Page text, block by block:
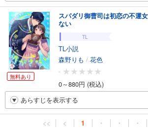
無料あり
スパダリ御曹司は初恋の不運
ない
TL
TL小説
森野りも / 花色
-
0～880円 (税込)
あらすじを表示する
<< < 1 ・ ・ ・